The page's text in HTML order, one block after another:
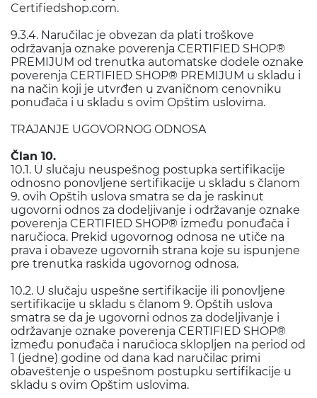
Certifiedshop.com.
9.3.4. Naručilac je obvezan da plati troškove
održavanja oznake poverenja CERTIFIED SHOP®
PREMIJUM od trenutka automatske dodele oznake
poverenja CERTIFIED SHOP® PREMIJUM u skladu i
na način koji je utvrđen u zvaničnom cenovniku
ponuđača i u skladu s ovim Opštim uslovima.
TRAJANJE UGOVORNOG ODNOSA
Član 10.
10.1. U slučaju neuspešnog postupka sertifikacije
odnosno ponovljene sertifikacije u skladu s članom
9. ovih Opštih uslova smatra se da je raskinut
ugovorni odnos za dodeljivanje i održavanje oznake
poverenja CERTIFIED SHOP® između ponuđača i
naručioca. Prekid ugovornog odnosa ne utiče na
prava i obaveze ugovornih strana koje su ispunjene
pre trenutka raskida ugovornog odnosa.
10.2. U slučaju uspešne sertifikacije ili ponovljene
sertifikacije u skladu s članom 9. Opštih uslova
smatra se da je ugovorni odnos za dodeljivanje i
održavanje oznake poverenja CERTIFIED SHOP®
između ponuđača i naručioca sklopljen na period od
1 (jedne) godine od dana kad naručilac primi
obaveštenje o uspešnom postupku sertifikacije u
skladu s ovim Opštim uslovima.